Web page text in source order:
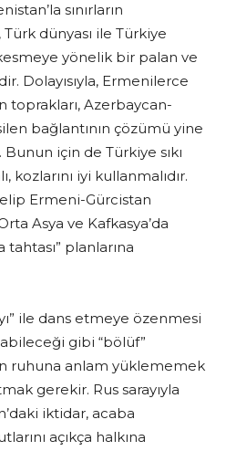
sınırların
Türk dünyası ile Türkiye
yönelik bir palan ve
Dolayısıyla, Ermenilerce
toprakları, Azerbaycan-
bağlantının çözümü yine
için de Türkiye sıkı
kozlarını iyi kullanmalıdır.
Ermeni-Gürcistan
Asya ve Kafkasya’da
tahtası” planlarına
ile dans etmeye özenmesi
gibi “bölüf”
ruhuna anlam yüklememek
gerekir. Rus sarayıyla
iktidar, acaba
açıkça halkına